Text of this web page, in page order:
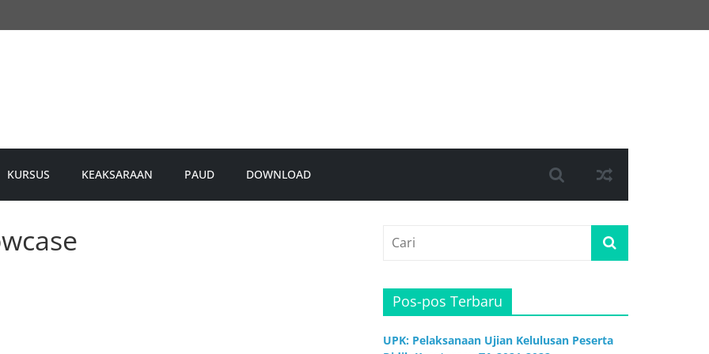
KURSUS KEAKSARAAN PAUD DOWNLOAD
Pos-pos Terbaru
UPK: Pelaksanaan Ujian Kelulusan Peserta